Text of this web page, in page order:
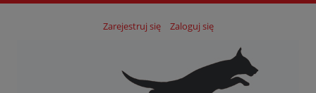
Zarejestruj się Zaloguj się